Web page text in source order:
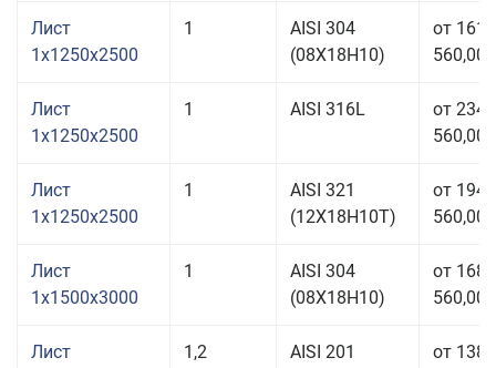
Лист
1x1250x2500
1
AISI 304
(08Х18Н10)
от 161
560,00
Лист
1x1250x2500
1 AISI 316L
от 234
560,00
Лист
1x1250x2500
1
AISI 321
(12Х18Н10Т)
от 194
560,00
Лист
1x1500x3000
1
AISI 304
(08Х18Н10)
от 168
560,00
Лист
1,2 AISI 201
от 138